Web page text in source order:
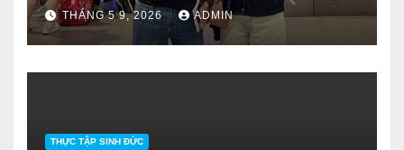
THÁNG 5 9, 2026 ADMIN
THỰC TẬP SINH ĐỨC